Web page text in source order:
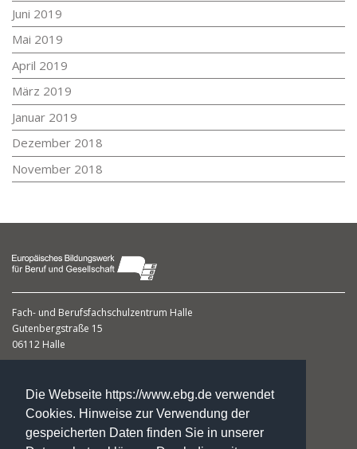
Die Webseite https://www.ebg.de verwendet
Cookies. Hinweise zur Verwendung der
gespeicherten Daten finden Sie in unserer
Juni 2019
Mai 2019
April 2019
März 2019
Januar 2019
Dezember 2018
November 2018
Fach- und Berufsfachschulzentrum Halle
Gutenbergstraße 15
06112 Halle
Leiterin